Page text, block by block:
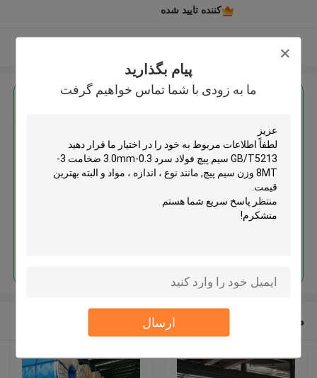
پیام بگذارید
ما به زودی با شما تماس خواهیم گرفت
ارسال
کننده تایید شده
بهترين قيمت رو براي
3.0mm ضخامت 3-8MT وزن سیم
پیچ
محصولات توصیه شده